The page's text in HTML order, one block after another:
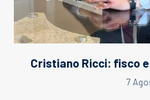
Cristiano Ricci: fisco
7